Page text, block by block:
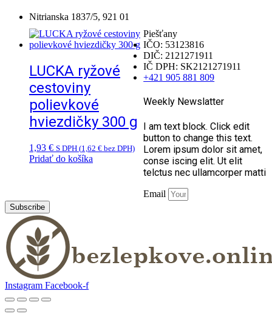
LUCKA ryžové
cestoviny
polievkové
hviezdičky 300 g
1,93 € S DPH (1,62 € bez DPH)
Pridať do košíka
Nitrianska 1837/5, 921 01
Piešťany
IČO: 53123816
DIČ: 2121271911
IČ DPH: SK2121271911
+421 905 881 809
Weekly Newslatter
I am text block. Click edit
button to change this text.
Lorem ipsum dolor sit amet,
conse iscing elit. Ut elit
telctus nec ullamcorper matti
Email
Subscribe
Instagram Facebook-f